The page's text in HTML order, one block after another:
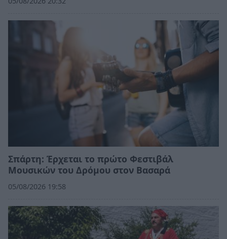
Σπάρτη: Έρχεται το πρώτο Φεστιβάλ
Μουσικών του Δρόμου στον Βασαρά
05/08/2026 19:58